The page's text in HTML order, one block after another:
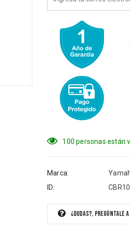
100 personas están
Marca:
ID:
CBR10
¿Dudas?, pregúntale